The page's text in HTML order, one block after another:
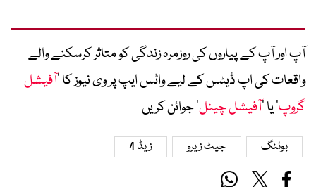
آپ اور آپ کے پیاروں کی روزمرہ زندگی کو متاثر کرسکنے والے
واقعات کی اپ ڈیٹس کے لیے واٹس ایپ پر وی نیوز کا ’آفیشل
گروپ‘ یا ’آفیشل چینل‘ جوائن کریں
بوئنگ جیٹ زیرو زیڈ 4